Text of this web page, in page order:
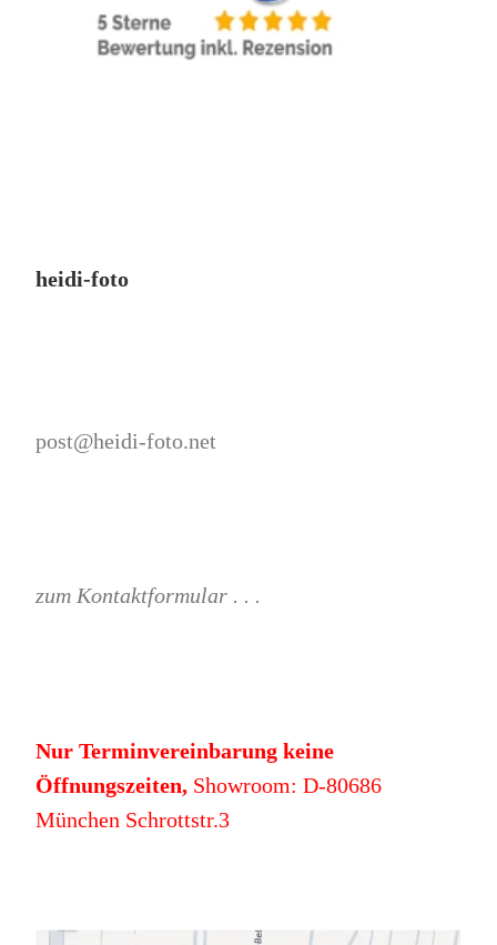
heidi-foto
post@heidi-foto.net
zum Kontaktformular . . .
Nur Terminvereinbarung keine
Öffnungszeiten,Showroom: D-80686
München Schrottstr.3